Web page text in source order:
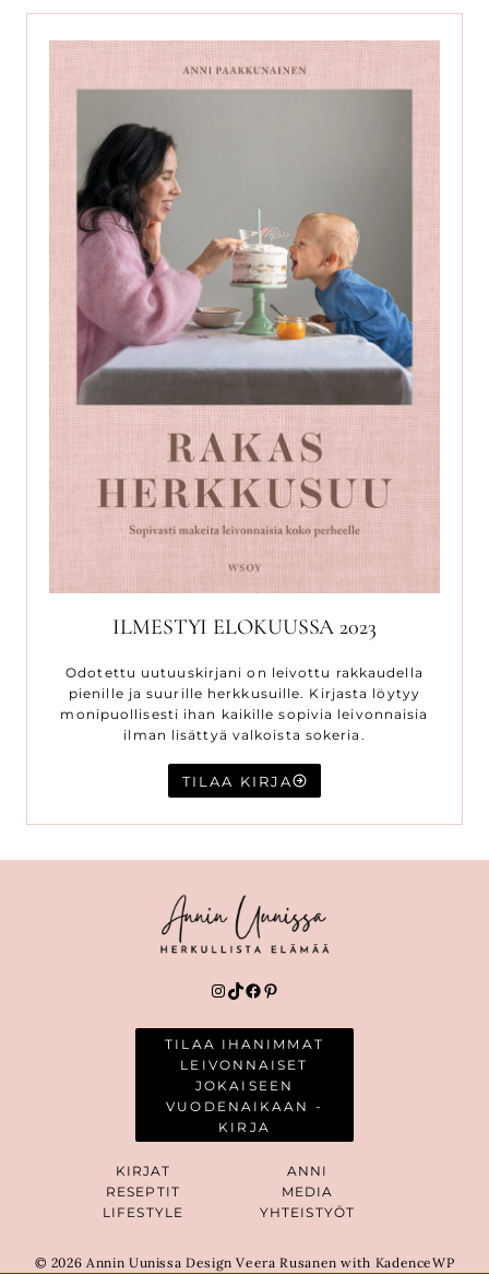
ILMESTYI ELOKUUSSA 2023
Odotettu uutuuskirjani on leivottu rakkaudella
pienille ja suurille herkkusuille. Kirjasta löytyy
monipuollisesti ihan kaikille sopivia leivonnaisia
ilman lisättyä valkoista sokeria.
TILAA KIRJA
Instagram
TikTok
Facebook
Pinterest
TILAA IHANIMMAT
LEIVONNAISET
JOKAISEEN
VUODENAIKAAN -
KIRJA
KIRJAT
RESEPTIT
LIFESTYLE
ANNI
MEDIA
YHTEISTYÖT
© 2026 Annin Uunissa Design Veera Rusanen with KadenceWP